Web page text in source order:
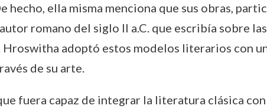
hecho, ella misma menciona que sus obras,
romano del siglo II a.C. que escribía sobre
Hroswitha adoptó estos modelos literarios con
de su arte.
fuera capaz de integrar la literatura clásica